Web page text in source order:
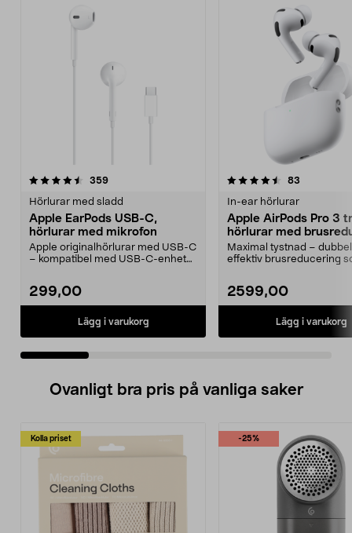
359recensioner
Hörlurar med sladd
Apple EarPods USB-C,
hörlurar med mikrofon
Apple originalhörlurar med USB-C
– kompatibel med USB-C-enheter
299,00
Lägg i varukorg
4.5 av 5 stjärnor 83
In-ear hörlurar
Apple AirPods Pro 3
hörlurar med
Maximal tystnad –
effektiv brusreducering
2599,00
Lägg i varukorg
4.5 av 5 stjärnor
Ovanligt bra pris på vanliga saker
Kolla priset -25%